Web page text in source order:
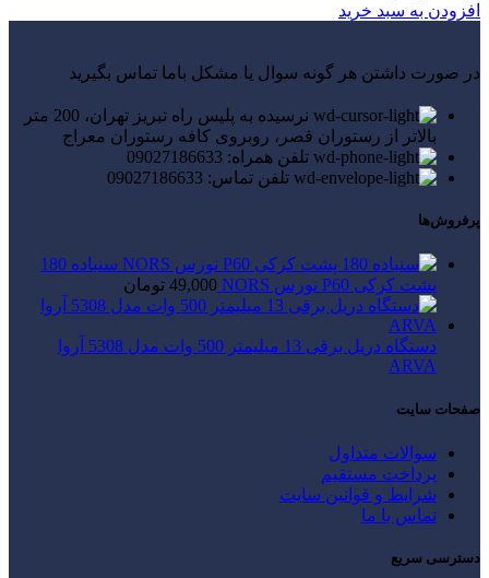
افزودن به سبد خرید
در صورت داشتن هر گونه سوال یا مشکل باما تماس بگیرید
نرسیده به پلیس راه تبریز تهران، 200 متر
بالاتر از رستوران قصر، روبروی کافه رستوران معراج
تلفن همراه: 09027186633
تلفن تماس: 09027186633
پرفروش‌ها
سنباده 180
پشت کرکی P60 نورس NORS
49,000 تومان
دستگاه دریل برقی 13 میلیمتر 500 وات مدل 5308 آروا
ARVA
صفحات سایت
سوالات متداول
پرداخت مستقیم
شرایط و قوانین سایت
تماس با ما
دسترسی سریع